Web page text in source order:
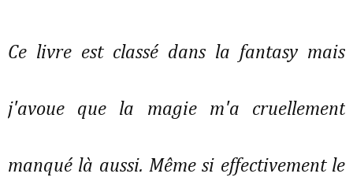
Ce livre est classé dans la fantasy mais
j'avoue que la magie m'a cruellement
manqué là aussi. Même si effectivement le